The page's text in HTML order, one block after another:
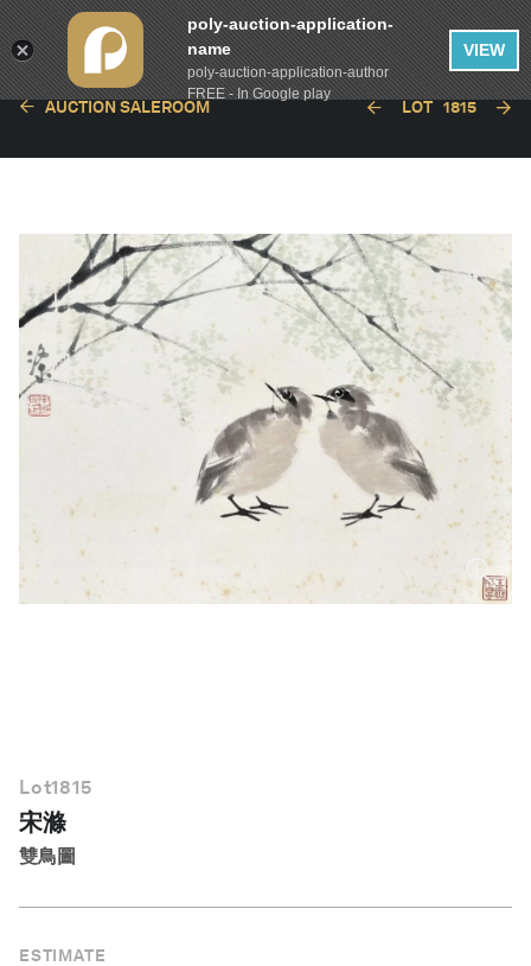
AUCTION SALEROOM LOT 1815
Lot1815
宋滌
雙鳥圖
ESTIMATE
poly-auction-application-
name
poly-auction-application-author
FREE - In Google play
VIEW